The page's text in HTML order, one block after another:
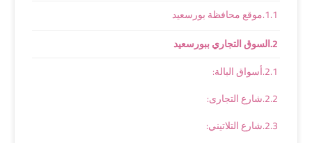
موقع محافظة بورسعيد
السوق التجاري ببورسعيد
أسواق البالة:
شارع التجارى:
شارع التلاتيني: